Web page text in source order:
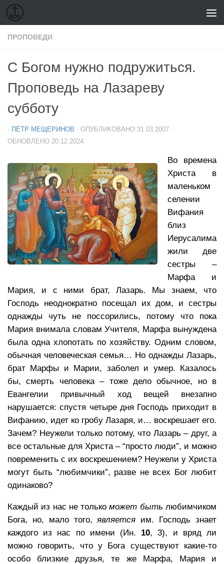
Перейти к содержимому
ПРОПОВЕДИ
С Богом нужно подружиться.
Проповедь на Лазареву
субботу
- ПЁТР МЕЩЕРИНОВ · ОПУБЛИКОВАНО 31.03.2007 ·
ОБНОВЛЕНО 20.12.2024
Во времена
Христа в
маленьком
селении
Вифания
близ
Иерусалима
жили две
сестры –
Марфа и
Мария, и с ними брат, Лазарь. Мы знаем, что
Господь неоднократно посещал их дом, и сестры
однажды чуть не поссорились, потому что пока
Мария внимала словам Учителя, Марфа вынуждена
была одна хлопотать по хозяйству. Одним словом,
обычная человеческая семья… Но однажды Лазарь,
брат Марфы и Марии, заболел и умер. Казалось
бы, смерть человека – тоже дело обычное, но в
Евангелии привычный ход вещей внезапно
нарушается: спустя четыре дня Господь приходит в
Вифанию, идет ко гробу Лазаря, и… воскрешает его.
Зачем? Неужели только потому, что Лазарь – друг, а
все остальные для Христа – “просто люди”, и можно
повременить с их воскрешением? Неужели у Христа
могут быть “любимчики”, разве не всех Бог любит
одинаково?
Каждый из нас не толькоможет быть любимчиком
Бога, но, мало того,является им. Господь знает
каждого из нас по имени (Ин. 10, 3), и вряд ли
можно говорить, что у Бога существуют какие-то
особо близкие друзья, те же Марфа, Мария и